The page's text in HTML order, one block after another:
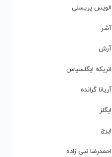
الویس پریسلی
آشر
آرش
انریکه ایگلسیاس
آریانا گرانده
ایگلز
ایرج
احمدرضا نبی زاده